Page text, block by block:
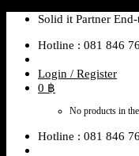
Skip
content
Solid it Partner
Hotline : 081 846
Login / Register
0 ฿
No products in the
Hotline : 081 846